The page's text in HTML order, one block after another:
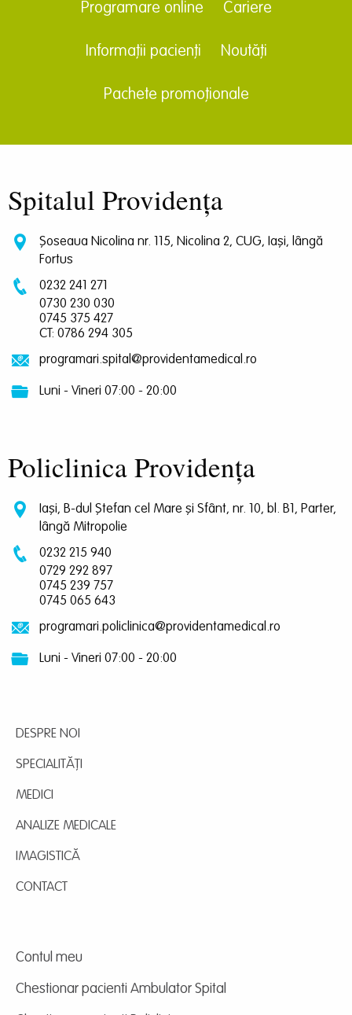
Programare online Cariere
Informații pacienți Noutăți
Pachete promoționale
Spitalul Providența
Șoseaua Nicolina nr. 115, Nicolina 2, CUG, Iași, lângă
Fortus
0232 241 271
0730 230 030
0745 375 427
CT: 0786 294 305
programari.spital@providentamedical.ro
Luni - Vineri 07:00 - 20:00
Policlinica Providența
Iași, B-dul Ștefan cel Mare și Sfânt, nr. 10, bl. B1, Parter,
lângă Mitropolie
0232 215 940
0729 292 897
0745 239 757
0745 065 643
programari.policlinica@providentamedical.ro
Luni - Vineri 07:00 - 20:00
DESPRE NOI
SPECIALITĂȚI
MEDICI
ANALIZE MEDICALE
IMAGISTICĂ
CONTACT
Contul meu
Chestionar pacienti Ambulator Spital